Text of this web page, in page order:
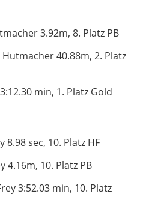
3.92m, 8. Platz PB
40.88m, 2. Platz
min, 1. Platz Gold
8.98 sec, 10. Platz HF
4.16m, 10. Platz PB
3:52.03 min, 10. Platz